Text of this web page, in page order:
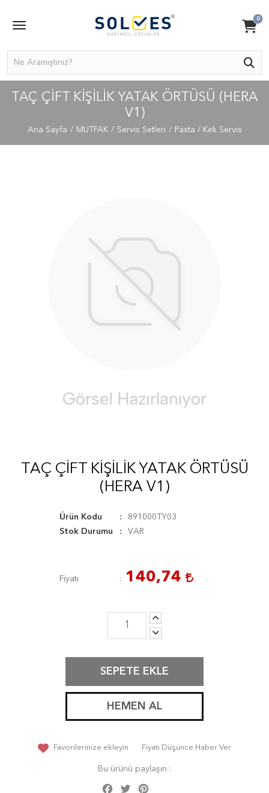
0
TAÇ ÇIFT KIŞILIK YATAK ÖRTÜSÜ (HERA
V1)
Ana Sayfa MUTFAK Servis Setleri Pasta / Kek Servis
TAÇ ÇIFT KIŞILIK YATAK ÖRTÜSÜ
(HERA V1)
Ürün Kodu
891000TY03
Stok Durumu
VAR
Fiyatı 140,74
SEPETE EKLE
HEMEN AL
Favorilerinize ekleyin Fiyatı Düşünce Haber Ver
Bu ürünü paylaşın :
Facebook
Twitter